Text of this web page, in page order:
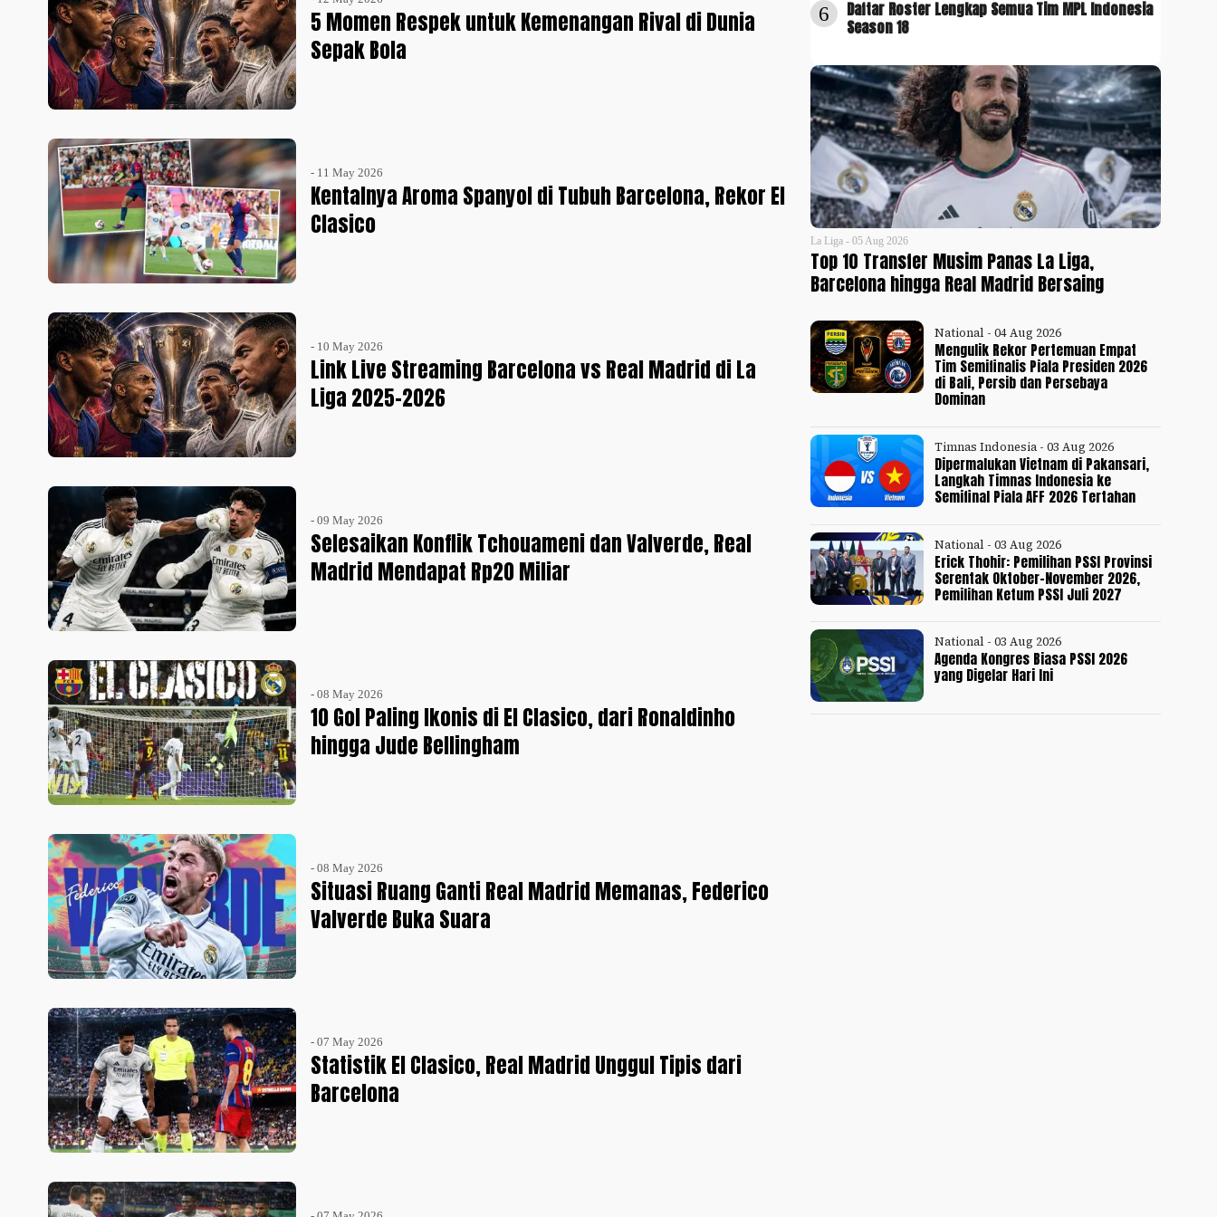
5 Momen Respek untuk Kemenangan Rival di Dunia
Sepak Bola
- 11 May 2026
Kentalnya Aroma Spanyol di Tubuh Barcelona, Rekor El
Clasico
- 10 May 2026
Link Live Streaming Barcelona vs Real Madrid di La
Liga 2025-2026
- 09 May 2026
Selesaikan Konflik Tchouameni dan Valverde, Real
Madrid Mendapat Rp20 Miliar
- 08 May 2026
10 Gol Paling Ikonis di El Clasico, dari Ronaldinho
hingga Jude Bellingham
- 08 May 2026
Situasi Ruang Ganti Real Madrid Memanas, Federico
Valverde Buka Suara
- 07 May 2026
Statistik El Clasico, Real Madrid Unggul Tipis dari
Barcelona
6
Daftar Roster Lengkap Semua Tim MPL Indonesia
Season 18
La Liga - 05 Aug 2026
Top 10 Transfer Musim Panas La Liga,
Barcelona hingga Real Madrid Bersaing
National - 04 Aug 2026
Mengulik Rekor Pertemuan Empat
Tim Semifinalis Piala Presiden 2026
di Bali, Persib dan Persebaya
Dominan
Timnas Indonesia - 03 Aug 2026
Dipermalukan Vietnam di Pakansari,
Langkah Timnas Indonesia ke
Semifinal Piala AFF 2026 Tertahan
National - 03 Aug 2026
Erick Thohir: Pemilihan PSSI Provinsi
Serentak Oktober-November 2026,
Pemilihan Ketum PSSI Juli 2027
National - 03 Aug 2026
Agenda Kongres Biasa PSSI 2026
yang Digelar Hari Ini